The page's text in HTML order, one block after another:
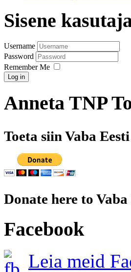
Sisene
Username
Password
Remember Me
Log in
Anneta TNP
Toeta siin Vaba
Donate here to
Facebook
Leia meid